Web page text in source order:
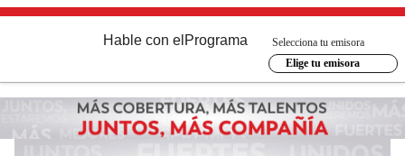
Hable con el Programa
Selecciona tu emisora
Elige tu emisora